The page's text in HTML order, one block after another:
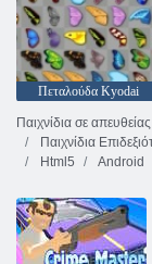
Πεταλούδα Kyodai
Παιχνίδια σε
Παιχνίδια
Html5
Android